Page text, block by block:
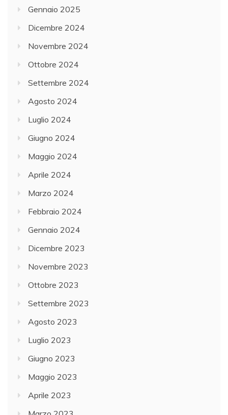
Gennaio 2025
Dicembre 2024
Novembre 2024
Ottobre 2024
Settembre 2024
Agosto 2024
Luglio 2024
Giugno 2024
Maggio 2024
Aprile 2024
Marzo 2024
Febbraio 2024
Gennaio 2024
Dicembre 2023
Novembre 2023
Ottobre 2023
Settembre 2023
Agosto 2023
Luglio 2023
Giugno 2023
Maggio 2023
Aprile 2023